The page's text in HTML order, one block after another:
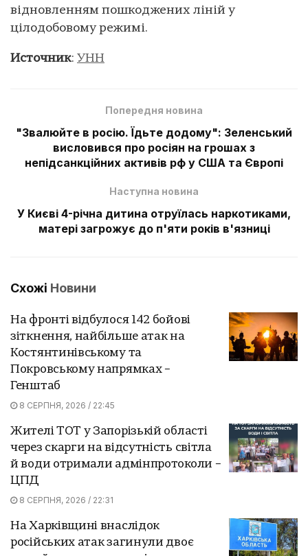
відновленням пошкоджених ліній у
цілодобовому режимі.
Источник: УНН
Попередня новина
"Звалюйте в росію. Їдьте додому": Зеленський
висловився про росіян на грошах з
непідсанкційних активів рф у США та Європі
Наступна новина
У Києві 4-річна дитина отруїлась наркотиками,
матері загрожує до п'яти років в'язниці
Схожі Новини
На фронті відбулося 142 бойові
зіткнення, найбільше атак на
Костянтинівському та
Покровському напрямках –
Генштаб
8 СЕРПНЯ, 2026 / 22:45
Жителі ТОТ у Запорізькій області
через скарги на відсутність світла
й води отримали адмінпротоколи –
ЦПД
8 СЕРПНЯ, 2026 / 22:31
На Харківщині внаслідок
російських атак загинули двоє